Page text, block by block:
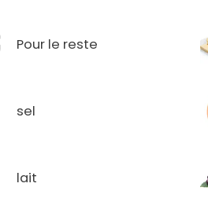
Pour le reste
sel
lait